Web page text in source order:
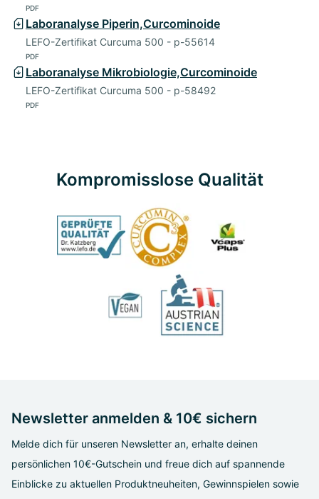
PDF
Laboranalyse Piperin,Curcominoide
LEFO-Zertifikat Curcuma 500 - p-55614
PDF
Laboranalyse Mikrobiologie,Curcominoide
LEFO-Zertifikat Curcuma 500 - p-58492
PDF
Kompromisslose Qualität
Newsletter anmelden & 10€ sichern
Melde dich für unseren Newsletter an, erhalte deinen
persönlichen 10€-Gutschein und freue dich auf spannende
Einblicke zu aktuellen Produktneuheiten, Gewinnspielen sowie